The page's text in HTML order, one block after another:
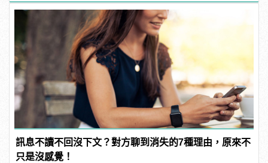
訊息不讀不回沒下文？對方聊到消失的7種理由，原來不
只是沒感覺！